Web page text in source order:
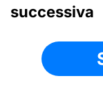
successiva